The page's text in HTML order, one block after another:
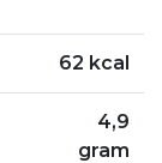
62 kcal
4,9
gram